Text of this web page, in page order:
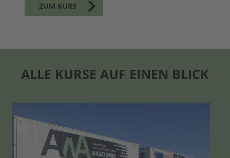
ZUM KURS
ALLE KURSE AUF EINEN BLICK